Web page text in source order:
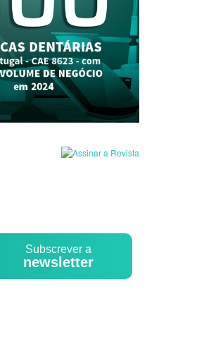
Subscrever a
newsletter